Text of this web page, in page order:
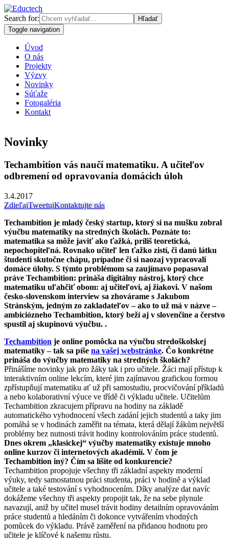
Search for:
Toggle navigation
Úvod
O nás
Projekty
Výzvy
Novinky
Súťaže
Fotogaléria
Kontakt
Novinky
Techambition vás naučí matematiku. A učiteľov
odbremení od opravovania domácich úloh
3.4.2017
ZdieľajTweetujKontaktujte nás
Techambition je mladý český startup, ktorý si na mušku zobral
výučbu matematiky na stredných školách. Poznáte to:
matematika sa môže javiť ako ťažká, príliš teoretická,
nepochopiteľná. Rovnako učiteľ len ťažko zistí, či danú látku
študenti skutočne chápu, prípadne či si naozaj vypracovali
domáce úlohy. S týmto problémom sa zaujímavo popasoval
práve Techambition: prináša digitálny nástroj, ktorý chce
matematiku uľahčiť obom: aj učiteľovi, aj žiakovi. V našom
česko-slovenskom interview sa zhovárame s Jakubom
Stránským, jedným zo zakladateľov – ako to už má v názve –
ambiciózneho Techambition, ktorý beží aj v slovenčine a čerstvo
spustil aj skupinovú výučbu. .
Techambition je online pomôcka na výučbu stredoškolskej
matematiky – tak sa píše na vašej webstránke. Čo konkrétne
prináša do výučby matematiky na stredných školách?
Přinášíme novinky jak pro žáky tak i pro učitele. Žáci mají přístup k
interaktivním online lekcím, které jim zajímavou grafickou formou
zpřístupňují matematiku ať už při samostudiu, procvičování příkladů
a nebo kolaborativní výuce ve třídě či výkladu učitele. Učitelům
Techambition zkracujem přípravu na hodiny na základě
automatického vyhodnocení všech zadání jejich studentů a taky jim
pomáhá se v hodinách zaměřit na témata, která dělají žákům největší
problémy bez nutnosti trávit hodiny kontrolováním práce studentů.
Dnes okrem „klasickej“ výučby matematiky existuje mnoho
online kurzov či internetových akadémií. V čom je
Techambition iný? Čím sa líšite od konkurencie?
Techambition propojuje všechny tři základní aspekty moderní
výuky, tedy samostatnou práci studenta, práci v hodině a výklad
učitele a také testování s vyhodnocením. Díky analýze dat navíc
dokážeme všechny tři aspekty propojit tak, že na sebe plynule
navazují, aniž by učitel musel trávit hodiny detailním opravováním
práce studentů a hledáním či dokonce vytvářením vhodných
pomůcek do výkladu. Právě zaměření na přidanou hodnotu pro
učitele je klíčové k našemu růstu.